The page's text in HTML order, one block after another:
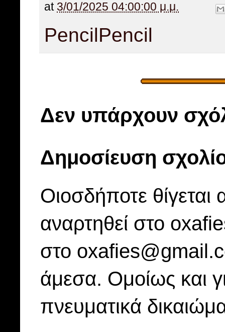
at 3/01/2025 04:00:00 μ.μ.
PencilPencil
Δεν υπάρχουν
Δημοσίευση
Οιοσδήποτε
αναρτηθεί στο
στο
άμεσα. Ομοίως και
πνευματικά